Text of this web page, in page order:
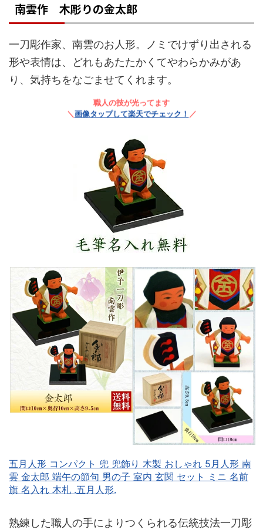
南雲作 木彫りの金太郎
一刀彫作家、南雲のお人形。ノミでけずり出される
形や表情は、どれもあたたかくてやわらかみがあ
り、気持ちをなごませてくれます。
職人の技が光ってます
＼画像タップして楽天でチェック！／
五月人形 コンパクト 兜 兜飾り 木製 おしゃれ 5月人形 南
雲 金太郎 端午の節句 男の子 室内 玄関 セット ミニ 名前
旗 名入れ 木札 .五月人形.
熟練した職人の手によりつくられる伝統技法一刀彫